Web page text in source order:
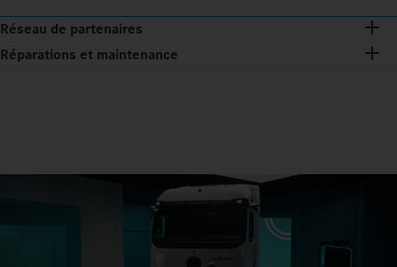
Réseau de partenaires
Réparations et maintenance